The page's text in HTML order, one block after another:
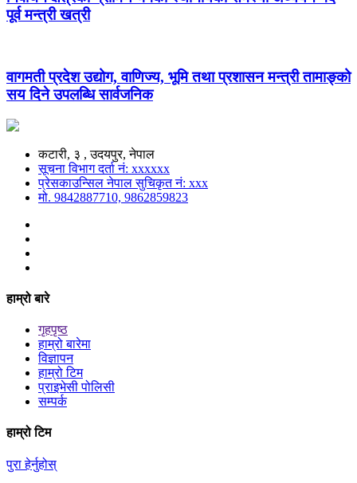
पूर्व मन्त्री खत्री
वागमती प्रदेश उद्योग, वाणिज्य, भूमि तथा प्रशासन मन्त्री तामाङ्को
सय दिने उपलब्धि सार्वजनिक
कटारी, ३ , उदयपुर, नेपाल
सूचना विभाग दर्ता नं: xxxxxx
प्रेसकाउन्सिल नेपाल सुचिकृत नं: xxx
मो. 9842887710, 9862859823
हाम्रो बारे
गृहपृष्ठ
हाम्रो बारेमा
विज्ञापन
हाम्रो टिम
प्राइभेसी पोलिसी
सम्पर्क
हाम्रो टिम
पुरा हेर्नुहोस्